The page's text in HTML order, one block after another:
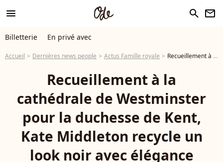
menu search newsletter
Billetterie En privé avec
Accueil Dernières news people Actus Famille royale Recueillement à la cathédrale de Westminster pour la duchesse de Kent, Kate Middleton recycle un look noir avec élégance
Recueillement à la
cathédrale de Westminster
pour la duchesse de Kent,
Kate Middleton recycle un
look noir avec élégance